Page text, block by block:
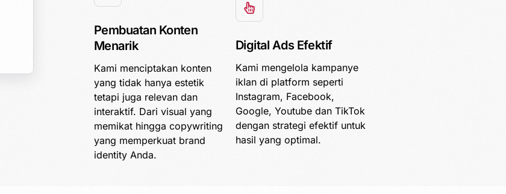
Pembuatan Konten
Menarik
Kami menciptakan konten
yang tidak hanya estetik
tetapi juga relevan dan
interaktif. Dari visual yang
memikat hingga copywriting
yang memperkuat brand
identity Anda.
Digital Ads Efektif
Kami mengelola kampanye
iklan di platform seperti
Instagram, Facebook,
Google, Youtube dan TikTok
dengan strategi efektif untuk
hasil yang optimal.